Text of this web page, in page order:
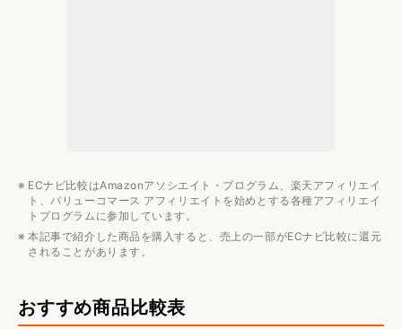
ECナビ比較はAmazonアソシエイト・プログラム、楽天アフィリエイ
ト、バリューコマース アフィリエイトを始めとする各種アフィリエイ
トプログラムに参加しています。
本記事で紹介した商品を購入すると、売上の一部がECナビ比較に還元
されることがあります。
おすすめ商品比較表